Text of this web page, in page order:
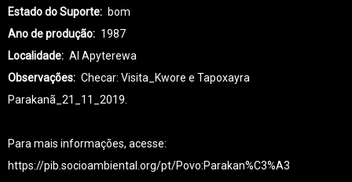
Estado do Suporte
bom
Ano de produção
1987
Localidade
AI Apyterewa
Observações
Checar: Visita_Kwore e Tapoxayra
Parakanã_21_11_2019.
Para mais informações, acesse:
https://pib.socioambiental.org/pt/Povo:Parakan%C3%A3